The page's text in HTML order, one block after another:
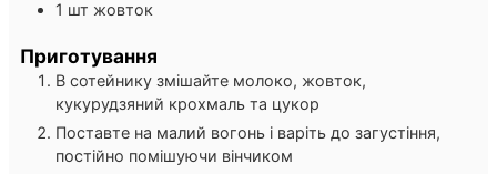
1 шт жовток
Приготування
В сотейнику змішайте молоко, жовток,
кукурудзяний крохмаль та цукор
Поставте на малий вогонь і варіть до загустіння,
постійно помішуючи вінчиком